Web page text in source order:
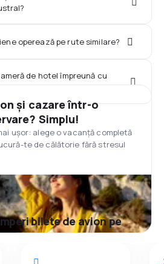
operează pe rute similare?
de hotel împreună cu
și cazare într-o
Simplu!
ușor: alege o vacanță completă
te de călătorie fără stresul
bilete de avion pe